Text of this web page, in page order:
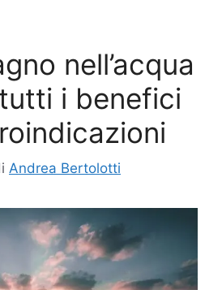
nell’acqua
i benefici
Andrea Bertolotti